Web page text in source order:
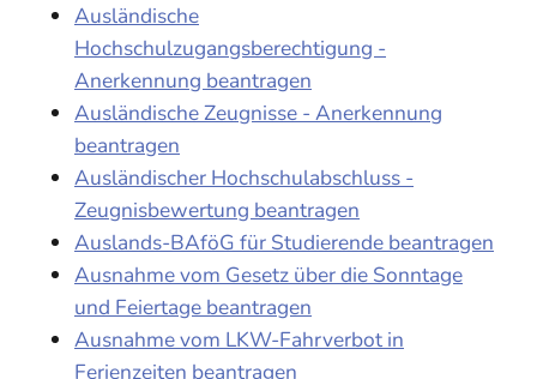
Ausländische
Hochschulzugangsberechtigung -
Anerkennung beantragen
Ausländische Zeugnisse - Anerkennung
beantragen
Ausländischer Hochschulabschluss -
Zeugnisbewertung beantragen
Auslands-BAföG für Studierende beantragen
Ausnahme vom Gesetz über die Sonntage
und Feiertage beantragen
Ausnahme vom LKW-Fahrverbot in
Ferienzeiten beantragen